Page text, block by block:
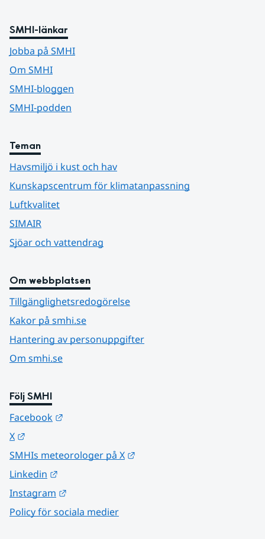
SMHI-länkar
Jobba på SMHI
Om SMHI
SMHI-bloggen
SMHI-podden
Teman
Havsmiljö i kust och hav
Kunskapscentrum för klimatanpassning
Luftkvalitet
SIMAIR
Sjöar och vattendrag
Om webbplatsen
Tillgänglighetsredogörelse
Kakor på smhi.se
Hantering av personuppgifter
Om smhi.se
Följ SMHI
Facebook
X
SMHIs meteorologer på X
Linkedin
Instagram
Policy för sociala medier